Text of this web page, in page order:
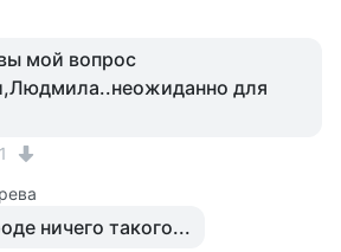
мой вопрос
для
1
ничего такого...